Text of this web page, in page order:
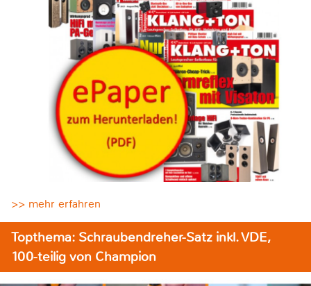
>> mehr erfahren
Topthema: Schraubendreher-Satz inkl. VDE,
100-teilig von Champion